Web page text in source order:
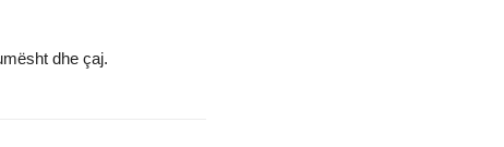
dhe çaj.